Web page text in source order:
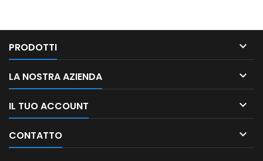
PRODOTTI 
LA NOSTRA AZIENDA 
IL TUO ACCOUNT 
CONTATTO 